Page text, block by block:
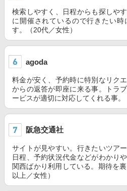
検索しやすく、日程からも探しや
に開催されているので行きたい
す。（20代／女性）
agoda
料金が安く、予約時に特別なリク
からの返答が即座に来る事。トラ
ービスが適切に対応してくれる事。
阪急交通社
サイトが見やすい。行きたいツア
日程、予約状況代金などがわかり
関西ばかり利用している。期待を
以上／女性）